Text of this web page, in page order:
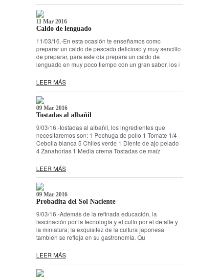
11 Mar 2016
Caldo de lenguado
11/03/16.-En esta ocasión te enseñamos como
preparar un caldo de pescado delicioso y muy sencillo
de preparar, para este día prepara un caldo de
lenguado en muy poco tiempo con un gran sabor, los i
LEER MÁS
09 Mar 2016
Tostadas al albañil
9/03/16.-tostadas al albañil, los ingredientes que
necesitaremos son: 1 Pechuga de pollo 1 Tomate 1/4
Cebolla blanca 5 Chiles verde 1 Diente de ajo pelado
4 Zanahorias 1 Media crema Tostadas de maíz
LEER MÁS
09 Mar 2016
Probadita del Sol Naciente
9/03/16.-Además de la refinada educación, la
fascinación por la tecnología y el culto por el detalle y
la miniatura; la exquisitez de la cultura japonesa
también se refleja en su gastronomía. Qu
LEER MÁS